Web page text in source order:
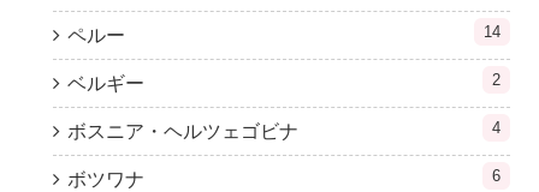
ペルー 14
ベルギー 2
ボスニア・ヘルツェゴビナ 4
ボツワナ 6